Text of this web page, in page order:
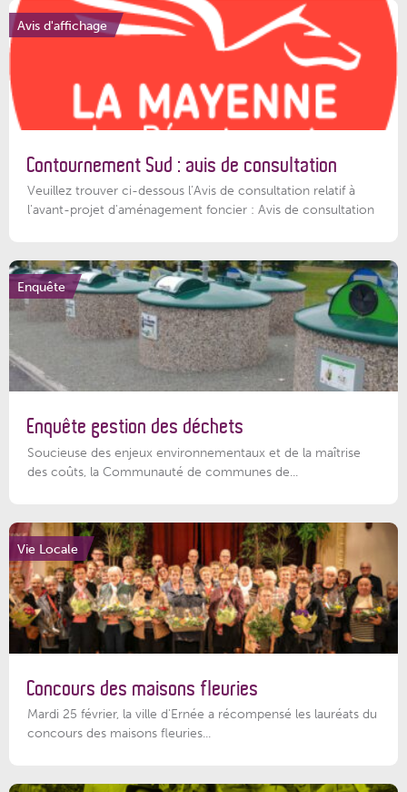
Avis d'affichage
Contournement Sud : avis de consultation
Veuillez trouver ci-dessous l’Avis de consultation relatif à
l'avant-projet d'aménagement foncier : Avis de consultation
Enquête
Enquête gestion des déchets
Soucieuse des enjeux environnementaux et de la maîtrise
des coûts, la Communauté de communes de...
Vie Locale
Concours des maisons fleuries
Mardi 25 février, la ville d'Ernée a récompensé les lauréats du
concours des maisons fleuries...